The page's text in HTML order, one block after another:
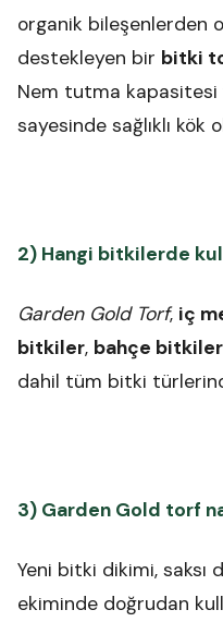
organik bileşenlerden
destekleyen bir bitki
Nem tutma kapasitesi
sayesinde sağlıklı kök
2) Hangi bitkilerde
Garden Gold Torf, iç
bitkiler, bahçe
dahil tüm bitki
3) Garden Gold torf
Yeni bitki dikimi, saksı
ekiminde doğrudan